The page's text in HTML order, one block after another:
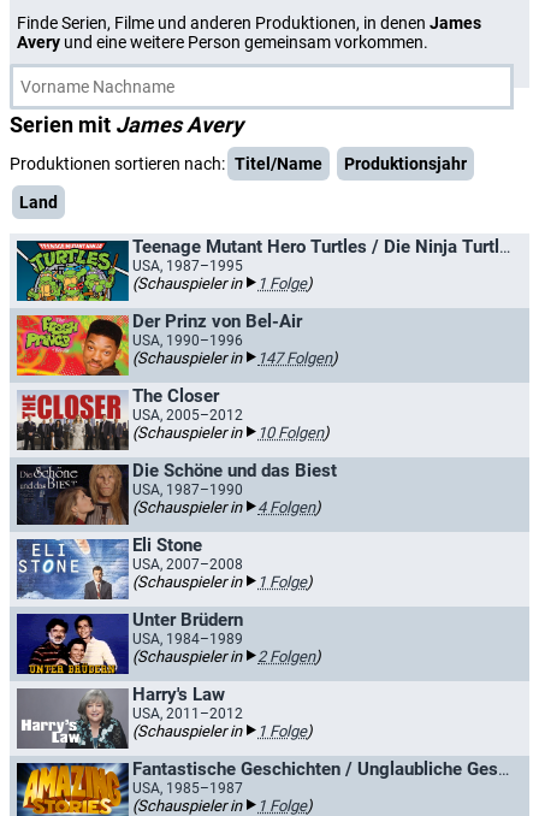
Finde Serien, Filme und anderen Produktionen, in denen James
Avery und eine weitere Person gemeinsam vorkommen.
Serien mit James Avery
Produktionen sortieren nach: Titel/Name
Produktionsjahr
Land
Teenage Mutant Hero Turtles / Die Ninja Turtles
USA, 1987–1995
(Schauspieler in 1 Folge)
Der Prinz von Bel-Air
USA, 1990–1996
(Schauspieler in 147 Folgen)
The Closer
USA, 2005–2012
(Schauspieler in 10 Folgen)
Die Schöne und das Biest
USA, 1987–1990
(Schauspieler in 4 Folgen)
Eli Stone
USA, 2007–2008
(Schauspieler in 1 Folge)
Unter Brüdern
USA, 1984–1989
(Schauspieler in 2 Folgen)
Harry's Law
USA, 2011–2012
(Schauspieler in 1 Folge)
Fantastische Geschichten / Unglaubliche Geschichten
USA, 1985–1987
(Schauspieler in 1 Folge)